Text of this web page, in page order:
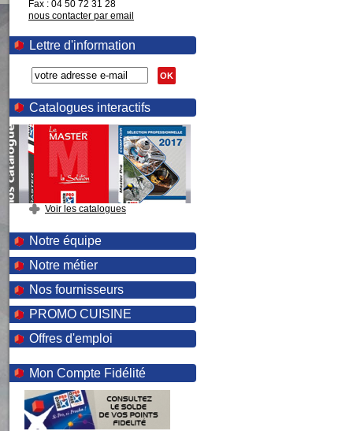
Fax : 04 50 72 31 28
nous contacter par email
Lettre d'information
OK
Catalogues interactifs
Voir les catalogues
Notre équipe
Notre métier
Nos fournisseurs
PROMO CUISINE
Offres d'emploi
Mon Compte Fidélité